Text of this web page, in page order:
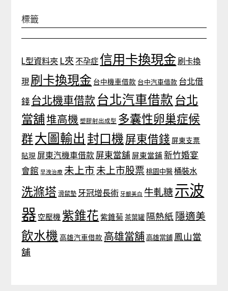
標籤
L型資料夾 L夾 不孕症 信用卡換現金 刷卡換
現 刷卡換現金 台中機車借款 台中汽車借款 台北借
錢 台北機車借款 台北汽車借款 台北
當舖堆高機 塑膠射出成型 多囊性卵巢症候
群大圖輸出 封口機 屏東借錢 屏東支票
貼現 屏東汽機車借款 屏東當舖 屏東當鋪 新竹婚宴
會館 早洩治療 未上市 未上市股票 桃園中醫 桶裝水
洗滌塔 滑鼠墊 牙冠增長術 牙齦美白 牛軋糖示波
器 空壓機 紫錐花 紫錐菊 茶葉罐 隔熱紙 隱適美
飲水機 高雄汽車借款 高雄當舖 高雄當鋪 鳳山當
舖